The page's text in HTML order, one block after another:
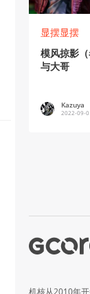
显摆显摆
模风掠影
与大哥
Kazuya
2022-09-
机核从2010年